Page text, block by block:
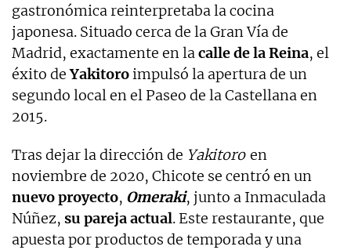
gastronómica reinterpretaba la cocina
japonesa. Situado cerca de la Gran Vía de
Madrid, exactamente en lacalle de la Reina, el
éxito deYakitoroimpulsó la apertura de un
segundo local en el Paseo de la Castellana en
2015.
Tras dejar la dirección de Yakitoro en
noviembre de 2020, Chicote se centró en un
nuevo proyecto, Omeraki, junto a Inmaculada
Núñez, su pareja actual. Este restaurante, que
apuesta por productos de temporada y una